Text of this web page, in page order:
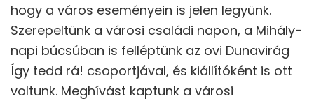
hogy a város eseményein is jelen legyünk.
Szerepeltünk a városi családi napon, a Mihály-
napi búcsúban is felléptünk az ovi Dunavirág
Így tedd rá! csoportjával, és kiállítóként is ott
voltunk. Meghívást kaptunk a városi